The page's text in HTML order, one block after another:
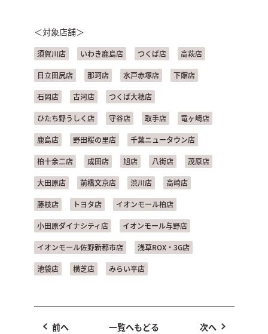
＜対象店舗＞
須賀川店 いわき鹿島店 つくば店 高萩店
日立田尻店 那珂店 水戸赤塚店 下館店
石岡店 古河店 つくば大穂店
ひたち野うしく店 守谷店 取手店 竜ヶ崎店
鹿島店 野田桜の里店 千葉ニュータウン店
柏十余二店 成田店 旭店 八街店 茂原店
大田原店 前橋文京店 渋川店 高崎店
藤枝店 トヨタ店 イオンモール柏店
小田原ダイナシティ店 イオンモール与野店
イオンモール佐野新都市店 浅草ROX・3G店
池袋店 横芝店 みらい平店
前へ 一覧へもどる 次へ